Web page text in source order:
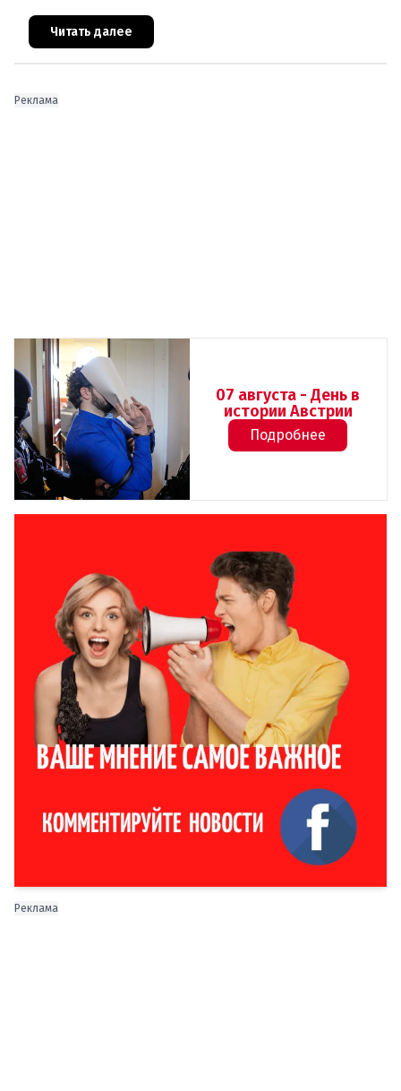
Ключевые нововведения сконцентрированы в
строительном секторе и сф
Читать далее
Реклама
07 августа - День в
истории Австрии
Подробнее
Реклама